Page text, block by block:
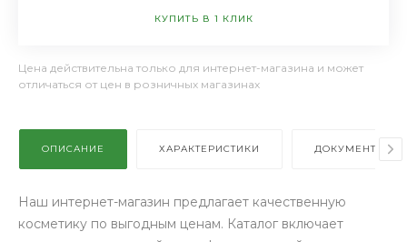
КУПИТЬ В 1 КЛИК
Цена действительна только для интернет-магазина и может
отличаться от цен в розничных магазинах
ОПИСАНИЕ ХАРАКТЕРИСТИКИ ДОКУМЕНТЫ
Наш интернет-магазин предлагает качественную
косметику по выгодным ценам. Каталог включает